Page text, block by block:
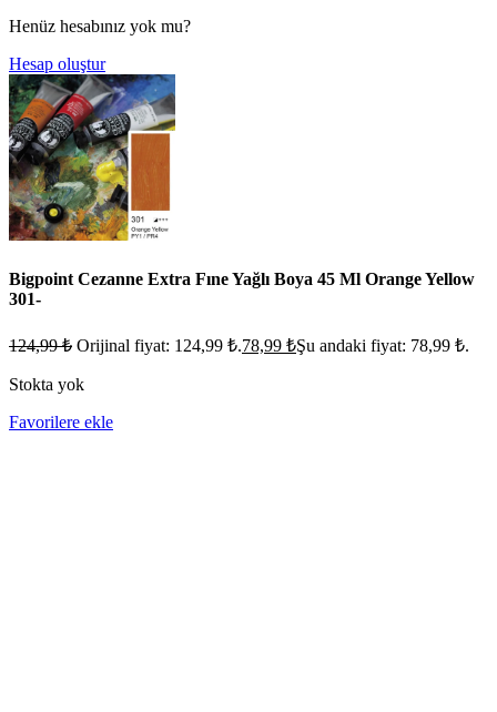
Henüz hesabınız yok mu?
Hesap oluştur
Bigpoint Cezanne Extra Fıne Yağlı Boya 45 Ml Orange Yellow
301-
124,99₺ Orijinal fiyat: 124,99 ₺.78,99 ₺Şu andaki fiyat: 78,99 ₺.
Stokta yok
Favorilere ekle